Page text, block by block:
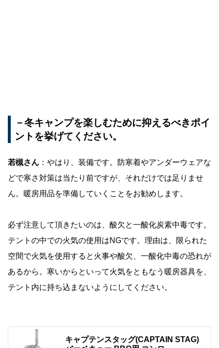
－冬キャンプを楽しむために抑えるべきポイ
ントを挙げてください。
若槻さん ：やはり、装備です。防寒着やアンダーウェアな
どで寒さ対策は当たり前ですが、それだけでは足りませ
ん。暖房用品を準備していくことをお勧めします。
必ず注意して頂きたいのは、酸欠と一酸化炭素中毒です。
テントの中での火気の使用はNGです。理由は、限られた
空間で火気を使用すると火事や酸欠、一酸化中毒の恐れが
あるから。寒いからといって火気をともなう暖房器具を、
テント内に持ち込まないようにしてください。
キャプテンスタッグ(CAPTAIN STAG)